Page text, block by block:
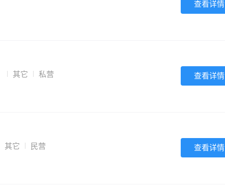
查看详情
其它 私营 查看详情
其它 民营 查看详情